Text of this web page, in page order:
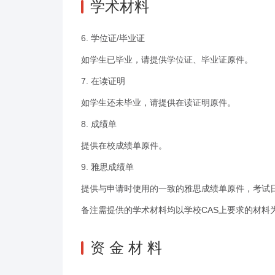
学术材料
6. 学位证/毕业证
如学生已毕业，请提供学位证、毕业证原件。
7. 在读证明
如学生还未毕业，请提供在读证明原件。
8. 成绩单
提供在校成绩单原件。
9. 雅思成绩单
提供与申请时使用的一致的雅思成绩单原件，考试
备注需提供的学术材料均以学校CAS上要求的材料
资 金 材 料